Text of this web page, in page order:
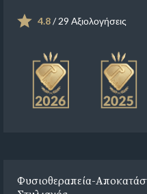
4.8/ 29 Αξιολογήσεις
Φυσιοθεραπεία-